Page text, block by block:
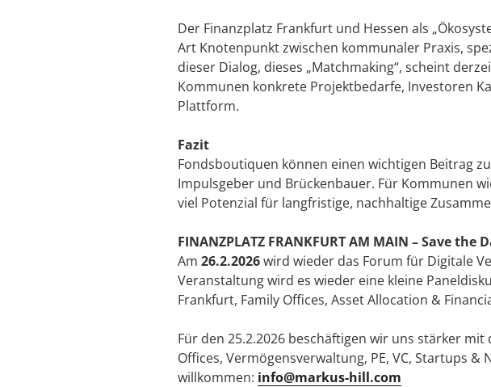
Der Finanzplatz Frankfurt und Hessen als
Art Knotenpunkt zwischen kommunaler Praxis,
dieser Dialog, dieses „Matchmaking“, scheint
Kommunen konkrete Projektbedarfe, Investoren
Plattform.
Fazit
Fondsboutiquen können einen wichtigen Beitrag
Impulsgeber und Brückenbauer. Für Kommunen
viel Potenzial für langfristige, nachhaltige
FINANZPLATZ FRANKFURT AM MAIN – Save the
Am 26.2.2026wird wieder das Forum für Digitale
Veranstaltung wird es wieder eine kleine
Frankfurt, Family Offices, Asset Allocation &
Für den 25.2.2026 beschäftigen wir uns stärker
Offices, Vermögensverwaltung, PE, VC, Startups
willkommen: info@markus-hill.com